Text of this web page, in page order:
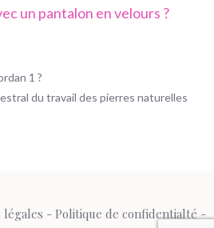
un pantalon en velours ?
1 ?
du travail des pierres naturelles
légales - Politique de confidentialté-